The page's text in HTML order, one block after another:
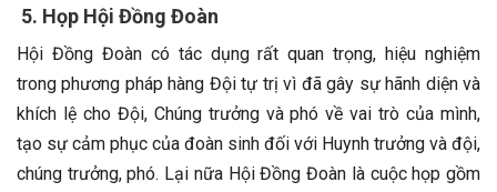
5. Họp Hội Đồng Đoàn
Hội Đồng Đoàn có tác dụng rất quan trọng, hiệu nghiệm
trong phương pháp hàng Đội tự trị vì đã gây sự hãnh diện và
khích lệ cho Đội, Chúng trưởng và phó về vai trò của mình,
tạo sự cảm phục của đoàn sinh đối với Huynh trưởng và đội,
chúng trưởng, phó. Lại nữa Hội Đồng Đoàn là cuộc họp gồm